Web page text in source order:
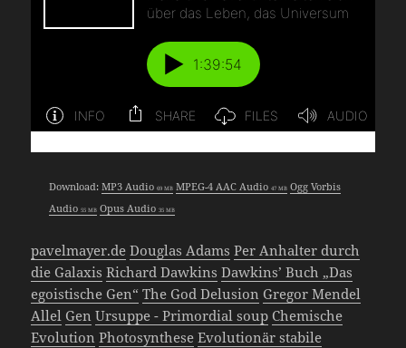
Download: MP3 Audio 69 MB MPEG-4 AAC Audio 47 MB Ogg Vorbis
Audio 55 MB Opus Audio 35 MB
pavelmayer.de Douglas Adams Per Anhalter durch
die Galaxis Richard Dawkins Dawkins’ Buch „Das
egoistische Gen“ The God Delusion Gregor Mendel
Allel Gen Ursuppe - Primordial soup Chemische
Evolution Photosynthese Evolutionär stabile